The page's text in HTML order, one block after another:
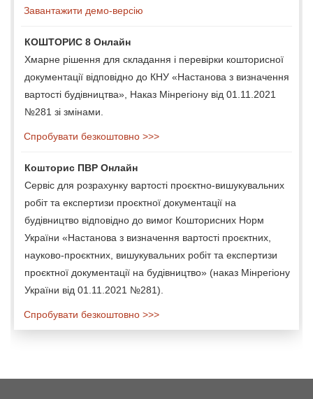
Завантажити демо-версію
КОШТОРИС 8 Онлайн
Хмарне рішення для складання і перевірки кошторисної
документації відповідно до КНУ «Настанова з визначення
вартості будівництва», Наказ Мінрегіону від 01.11.2021
№281 зі змінами.
Спробувати безкоштовно >>>
Кошторис ПВР Онлайн
Сервіс для розрахунку вартості проєктно-вишукувальних
робіт та експертизи проєктної документації на
будівництво відповідно до вимог Кошторисних Норм
України «Настанова з визначення вартості проєктних,
науково-проєктних, вишукувальних робіт та експертизи
проєктної документації на будівництво» (наказ Мінрегіону
України від 01.11.2021 №281).
Спробувати безкоштовно >>>